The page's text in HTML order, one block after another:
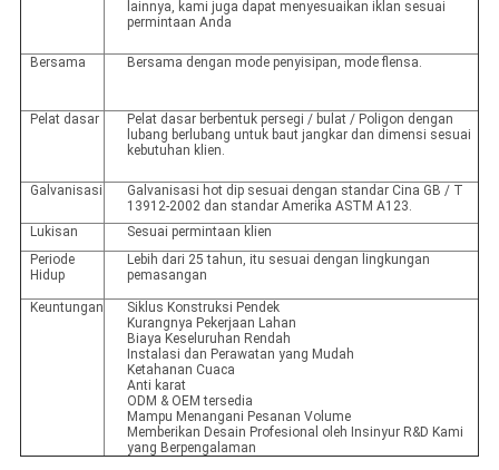
lainnya, kami juga dapat menyesuaikan iklan sesuai
permintaan Anda
Bersama Bersama dengan mode penyisipan, mode flensa.
Pelat dasar
Pelat dasar berbentuk persegi / bulat / Poligon dengan
lubang berlubang untuk baut jangkar dan dimensi sesuai
kebutuhan klien.
Galvanisasi
Galvanisasi hot dip sesuai dengan standar Cina GB / T
13912-2002 dan standar Amerika ASTM A123.
Lukisan
Sesuai permintaan klien
Periode
Hidup
Lebih dari 25 tahun, itu sesuai dengan lingkungan
pemasangan
Keuntungan
Siklus Konstruksi Pendek
Kurangnya Pekerjaan Lahan
Biaya Keseluruhan Rendah
Instalasi dan Perawatan yang Mudah
Ketahanan Cuaca
Anti karat
ODM & OEM tersedia
Mampu Menangani Pesanan Volume
Memberikan Desain Profesional oleh Insinyur R&D Kami
yang Berpengalaman